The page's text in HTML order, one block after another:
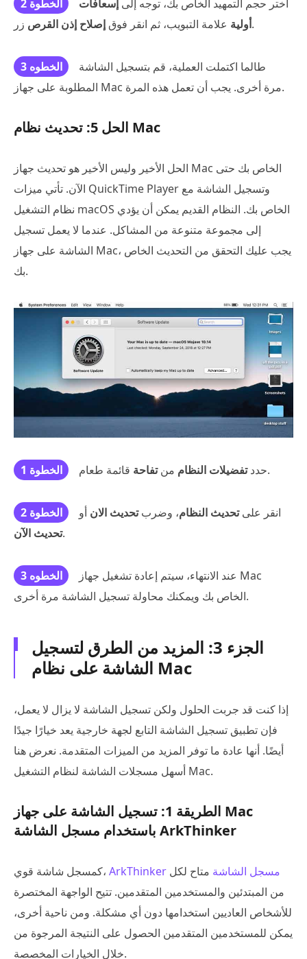
الخطوة 2 اختر حجم التمهيد الخاص بك، توجه إلى إسعافات
أولية علامة التبويب، ثم انقر فوقإصلاح إذن القرص زر.
الخطوه 3
طالما اكتملت العملية، قم بتسجيل الشاشة
المطلوبة على جهاز Mac مرة أخرى. يجب أن تعمل هذه المرة.
الحل 5: تحديث نظام Mac
الحل الأخير وليس الأخير هو تحديث جهاز Mac الخاص بك حتى
الآن. تأتي ميزات QuickTime Player وتسجيل الشاشة مع
نظام التشغيل macOS الخاص بك. النظام القديم يمكن أن يؤدي
إلى مجموعة متنوعة من المشاكل. عندما لا يعمل تسجيل
الشاشة على جهاز Mac، يجب عليك التحقق من التحديث الخاص
بك.
الخطوة 1 حددتفضيلات النظام منتفاحة قائمة طعام.
الخطوة 2 انقر علىتحديث النظام، وضربتحديث الان أو
تحديث الآن.
الخطوه 3
عند الانتهاء، سيتم إعادة تشغيل جهاز Mac
الخاص بك ويمكنك محاولة تسجيل الشاشة مرة أخرى.
الجزء 3: المزيد من الطرق لتسجيل
الشاشة على نظام Mac
إذا كنت قد جربت الحلول ولكن تسجيل الشاشة لا يزال لا يعمل،
فإن تطبيق تسجيل الشاشة التابع لجهة خارجية يعد خيارًا جيدًا
أيضًا. أنها عادة ما توفر المزيد من الميزات المتقدمة. نعرض هنا
أسهل مسجلات الشاشة لنظام التشغيل Mac.
الطريقة 1: تسجيل الشاشة على جهاز Mac
باستخدام مسجل الشاشة ArkThinker
كمسجل شاشة قوي، ArkThinker مسجل الشاشة متاح لكل
من المبتدئين والمستخدمين المتقدمين. تتيح الواجهة المختصرة
للأشخاص العاديين استخدامها دون أي مشكلة. ومن ناحية أخرى،
يمكن للمستخدمين المتقدمين الحصول على النتيجة المرجوة من
خلال الخيارات المخصصة.